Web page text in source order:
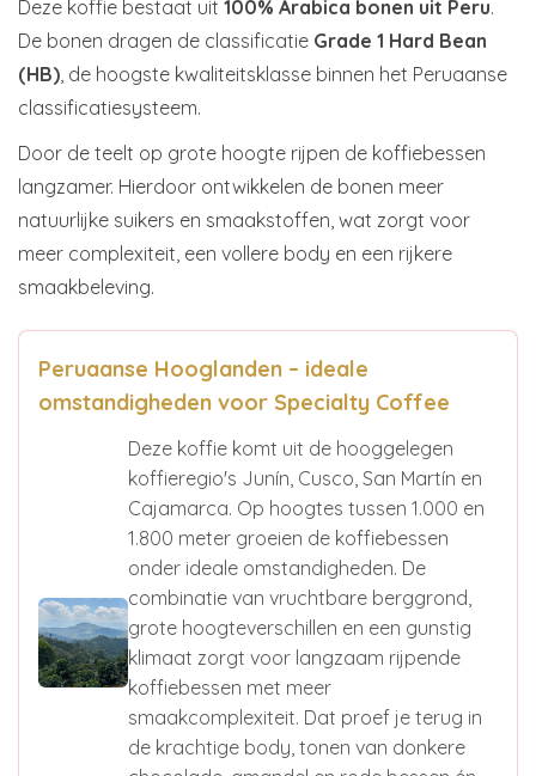
Deze koffie bestaat uit 100% Arabica bonen uit Peru.
De bonen dragen de classificatie Grade 1 Hard Bean
(HB) , de hoogste kwaliteitsklasse binnen het Peruaanse
classificatiesysteem.
Door de teelt op grote hoogte rijpen de koffiebessen
langzamer. Hierdoor ontwikkelen de bonen meer
natuurlijke suikers en smaakstoffen, wat zorgt voor
meer complexiteit, een vollere body en een rijkere
smaakbeleving.
Peruaanse Hooglanden – ideale
omstandigheden voor Specialty Coffee
Deze koffie komt uit de hooggelegen
koffieregio's Junín, Cusco, San Martín en
Cajamarca. Op hoogtes tussen 1.000 en
1.800 meter groeien de koffiebessen
onder ideale omstandigheden. De
combinatie van vruchtbare berggrond,
grote hoogteverschillen en een gunstig
klimaat zorgt voor langzaam rijpende
koffiebessen met meer
smaakcomplexiteit. Dat proef je terug in
de krachtige body, tonen van donkere